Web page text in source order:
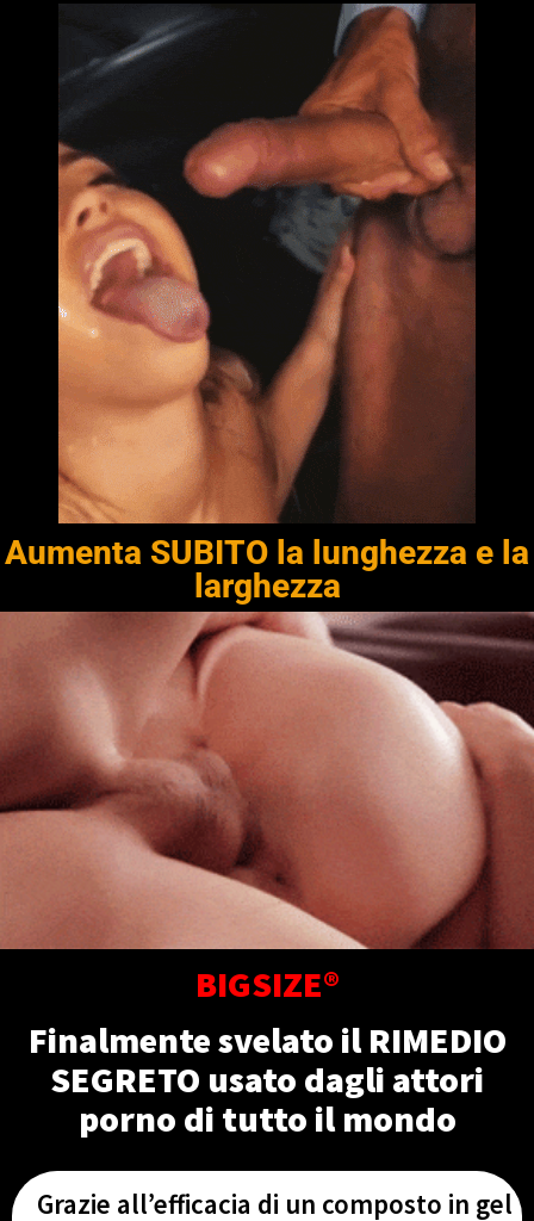
Aumenta SUBITO la lunghezza e la
larghezza
BIGSIZE®
Finalmente svelato il RIMEDIO
SEGRETO usato dagli attori
porno di tutto il mondo
Grazie all’efficacia di un composto in gel